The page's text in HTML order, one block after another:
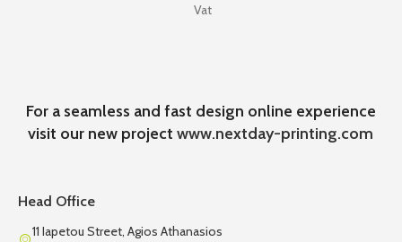
Vat
For a seamless and fast design online experience
visit our new projectwww.nextday-printing.com
Head Office
11 Iapetou Street, Agios Athanasios